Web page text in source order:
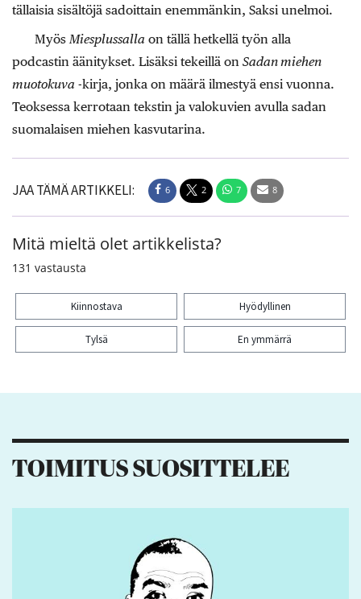
tällaisia sisältöjä sadoittain enemmänkin, Saksi unelmoi.
Myös Miesplussalla on tällä hetkellä työn alla
podcastin äänitykset. Lisäksi tekeillä on Sadan miehen
muotokuva -kirja, jonka on määrä ilmestyä ensi vuonna.
Teoksessa kerrotaan tekstin ja valokuvien avulla sadan
suomalaisen miehen kasvutarina.
JAA TÄMÄ ARTIKKELI: 6 2 7 8
Mitä mieltä olet artikkelista?
131 vastausta
Kiinnostava Hyödyllinen
Tylsä En ymmärrä
TOIMITUS SUOSITTELEE